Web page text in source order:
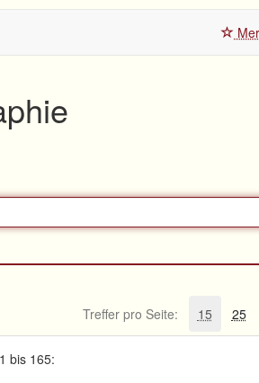
Treffer pro Seite: 15 25
bis 165: